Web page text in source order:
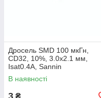
Дросель SMD 100 мкГн,
CD32, 10%, 3.0х2.1 мм,
Isat0.4А, Sannin
В наявності
3 ₴